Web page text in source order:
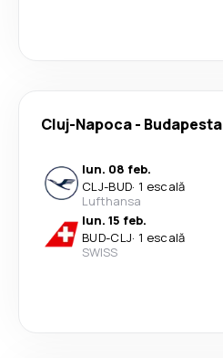
Cluj-Napoca- Budapesta
lun. 08 feb.
CLJ-BUD· 1 escală
Lufthansa
lun. 15 feb.
BUD-CLJ· 1 escală
SWISS